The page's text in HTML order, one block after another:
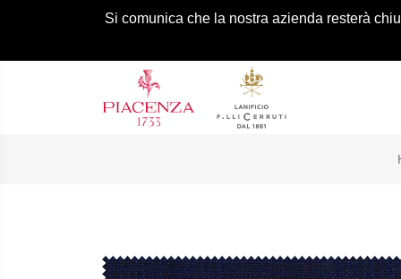
Si comunica che la nostra azienda resterà